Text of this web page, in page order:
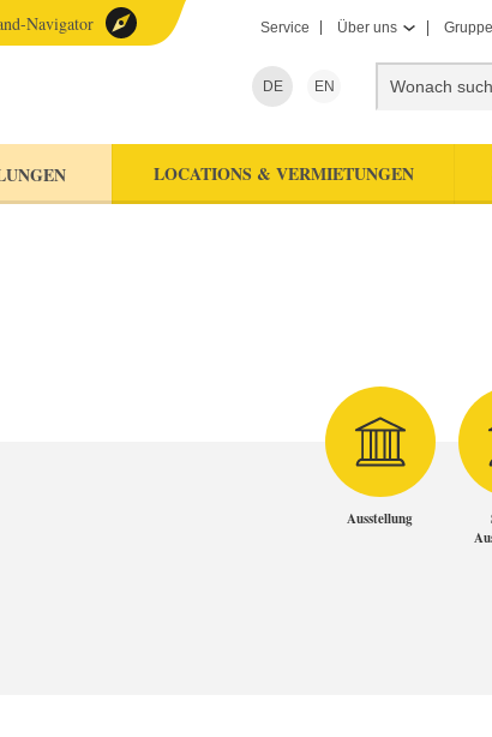
Service Über uns
DE EN
LOCATIONS & VERMIETUNGEN
Navigator
Ausstellung